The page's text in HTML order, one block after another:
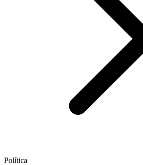
Política